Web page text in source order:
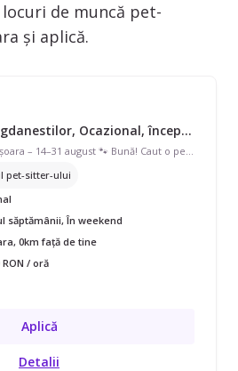
de muncă pet-
și aplică.
Petsitter, Calea Bogdanestilor, Ocazional, începând cu 30 lei/oră
🐾 Caut pet sitter în Timișoara – 14–31 august 🐾 Bună! Caut o persoană iubitoare și responsabilă care să aibă grijă de cățelul meu în perioada 14–31 august, cât timp sunt plecata în vacanță. Este un Labrador de 9 ani, foarte cuminte, ascultător și obișnuit să stea în casă. 🐶❤️ 🔹 Ideal ar fi să găsesc pe cineva care are curte, unde să se poată bucura de puțin spațiu și aer liber. 🔹 Doarme în casă, nu afară. 🔹 Are unele probleme renale și urmează un tratament simplu: are de administrat niște pastile seara. 🔹 Este foarte liniștit, cuminte și ascultător și nu necesită îngrijire complicată. 🔹 Aș aprecia foarte mult să primesc din când în când poze și filmulețe, ca să știu că este bine. ❤️ Caut pe cineva iubitor de animale și responsabil. Dacă sunteți disponibili în perioada respectivă sau aveți o recomandare, vă rog să-mi lăsați un mesaj în privat. Mulțumesc! 🐾 adelina.cojocaru099@gmail.com adresa mea de mail, nu stiu prea bine cum funcționează această aplicație
pet-sitter-ului
săptămânii, În weekend
0km față de tine
/ oră
Aplică
Detalii